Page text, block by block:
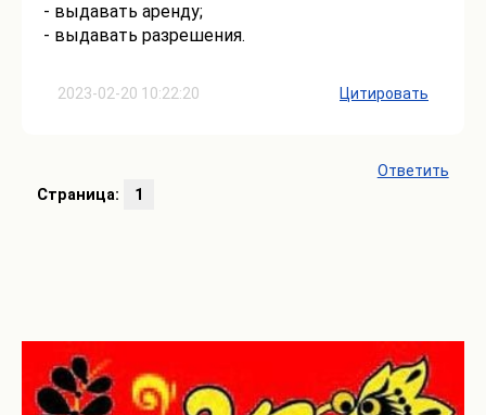
2023-02-20 10:22:20
- выдавать аренду;
- выдавать разрешения.
Цитировать
Ответить
Страница:
1